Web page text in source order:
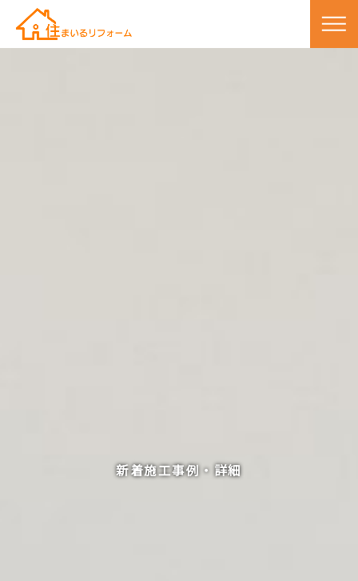
新着施工事例・詳細